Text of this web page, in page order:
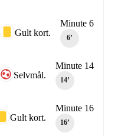
Minute 6
6‎’‎
Gult kort.
Minute 14
14‎’‎
Selvmål.
Minute 16
16‎’‎
Gult kort.